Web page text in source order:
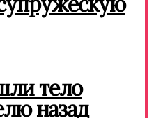
тело
назад